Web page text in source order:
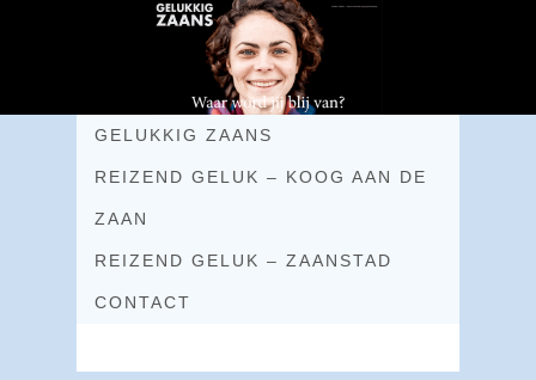
GELUKKIG ZAANS
REIZEND GELUK – KOOG AAN DE
ZAAN
REIZEND GELUK – ZAANSTAD
CONTACT